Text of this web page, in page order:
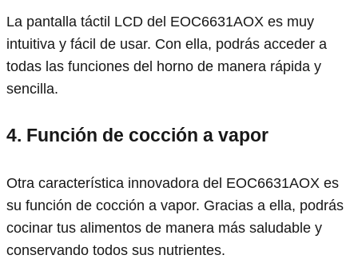
La pantalla táctil LCD del EOC6631AOX es muy
intuitiva y fácil de usar. Con ella, podrás acceder a
todas las funciones del horno de manera rápida y
sencilla.
4. Función de cocción a vapor
Otra característica innovadora del EOC6631AOX es
su función de cocción a vapor. Gracias a ella, podrás
cocinar tus alimentos de manera más saludable y
conservando todos sus nutrientes.